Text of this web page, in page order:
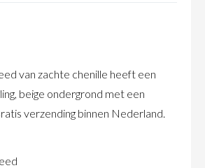
van zachte chenille heeft een
beige ondergrond met een
verzending binnen Nederland.